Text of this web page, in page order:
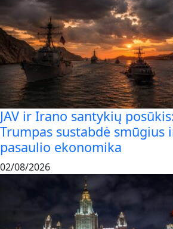
JAV ir Irano santykių
Trumpas sustabdė smūgius
pasaulio ekonomika
02/08/2026